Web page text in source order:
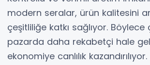
modern seralar, ürün kalitesini
çeşitliliğe katkı sağlıyor.
pazarda daha rekabetçi hale
ekonomiye canlılık kazandırılıyor.